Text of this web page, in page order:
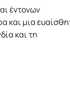
έντονων
και μια
και τη